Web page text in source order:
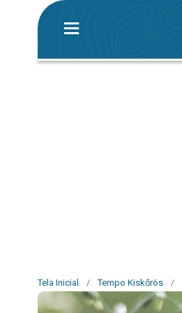
Tela Inicial / Tempo Kiskőrös /